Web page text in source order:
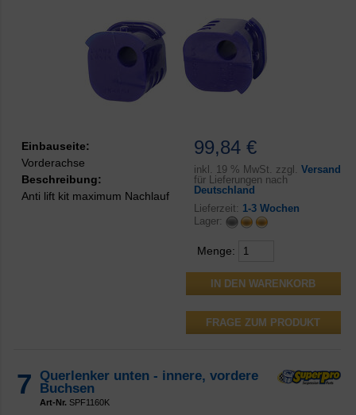
99,84 €
inkl. 19 % MwSt. zzgl. Versand
für Lieferungen nach
Deutschland
Lieferzeit: 1-3 Wochen
Lager:
Menge:
FRAGE ZUM PRODUKT
Einbauseite:
Vorderachse
Beschreibung:
Anti lift kit maximum Nachlauf
7
Querlenker unten - innere, vordere
Buchsen
Art-Nr. SPF1160K